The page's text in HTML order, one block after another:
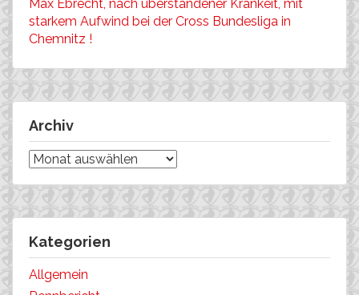
Max Ebrecht, nach überstandener Krankeit, mit
starkem Aufwind bei der Cross Bundesliga in
Chemnitz !
Archiv
Archiv
Kategorien
Allgemein